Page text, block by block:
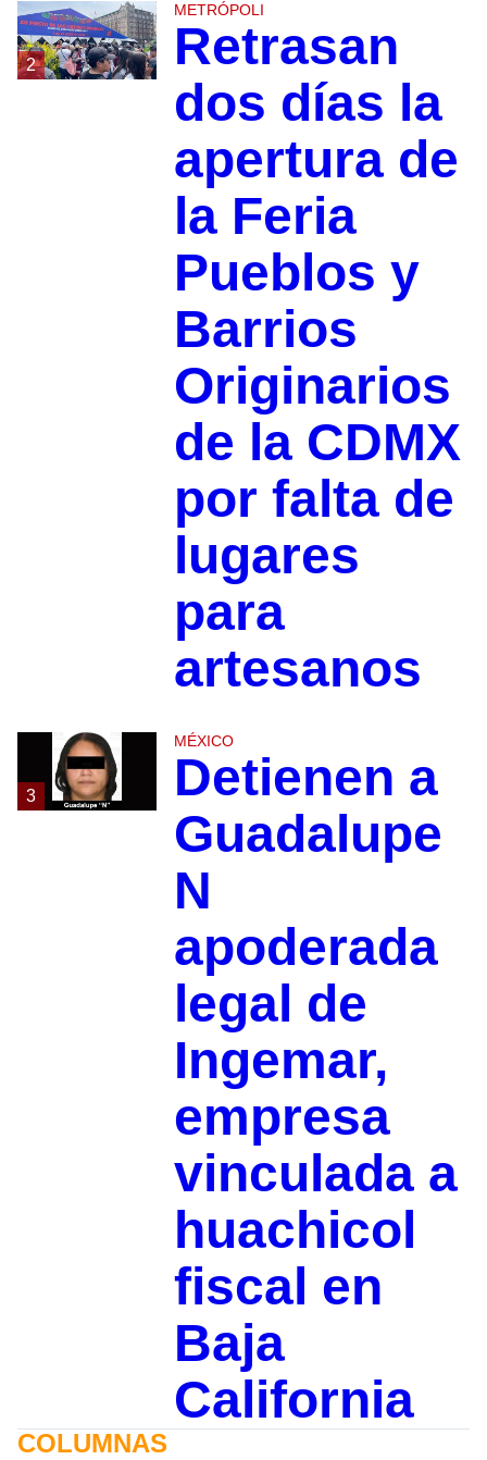
2
METRÓPOLI
Retrasan
dos días la
apertura de
la Feria
Pueblos y
Barrios
Originarios
de la CDMX
por falta de
lugares
para
artesanos
3
MÉXICO
Detienen a
Guadalupe
N
apoderada
legal de
Ingemar,
empresa
vinculada a
huachicol
fiscal en
Baja
California
COLUMNAS